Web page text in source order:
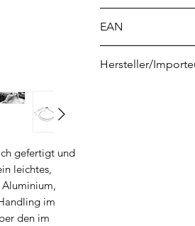
gefertigt und
leichtes,
im
den im
EAN
Hersteller/